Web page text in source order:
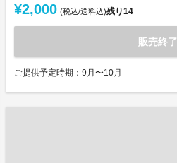
¥2,000 (税込/送料込)残り14
販売終了
ご提供予定時期：9月〜10月